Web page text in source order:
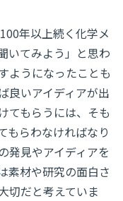
年以上続く化学メ
いてみよう」と思わ
ようになったことも
良いアイディアが出
てもらうには、そも
もらわなければなり
発見やアイディアを
素材や研究の面白さ
切だと考えていま